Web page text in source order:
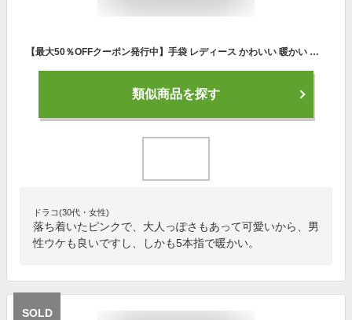
【最大50％OFFクーポン発行中】手袋 レディース かわいい 暖かい ファー ファー手袋 グローブ 裏ボア 裏起毛 五本指 婦人用 フリーサイズ フリー ブラック ネイビー ワイン ブラウン ベージュ ココア モカ WH-86
類似商品を探す
ドラコ(30代・女性)
落ち着いたピンクで、大人っぽさもあって可愛いから、男
性ウケも良いですし、しかも5本指で暖かい。
SOLD